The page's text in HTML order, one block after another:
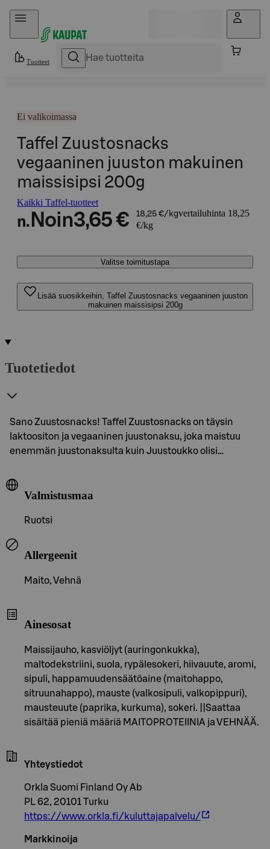
Hyppää sisältöön
Tuotteet
Ei valikoimassa
Taffel Zuustosnacks
vegaaninen juuston makuinen
maissisipsi 200g
Kaikki Taffel-tuotteet
n. Noin3,65 € 18,25 €/kgvertailuhinta 18,25
€/kg
Valitse toimitustapa
Lisää suosikkeihin, Taffel Zuustosnacks vegaaninen juuston
makuinen maissisipsi 200g
Tuotetiedot
Sano Zuustosnacks! Taffel Zuustosnacks on täysin
laktoositon ja vegaaninen juustonaksu, joka maistuu
enemmän juustonaksulta kuin Juustoukko olisi…
Valmistusmaa
Ruotsi
Allergeenit
Maito, Vehnä
Ainesosat
Maissijauho, kasviöljyt (auringonkukka),
maltodekstriini, suola, rypälesokeri, hiivauute, aromi,
sipuli, happamuudensäätöaine (maitohappo,
sitruunahappo), mauste (valkosipuli, valkopippuri),
mausteuute (paprika, kurkuma), sokeri. ||Saattaa
sisältää pieniä määriä MAITOPROTEIINIA ja VEHNÄÄ.
Yhteystiedot
Orkla Suomi Finland Oy Ab
PL 62, 20101 Turku
https://www.orkla.fi/kuluttajapalvelu/
Markkinoija